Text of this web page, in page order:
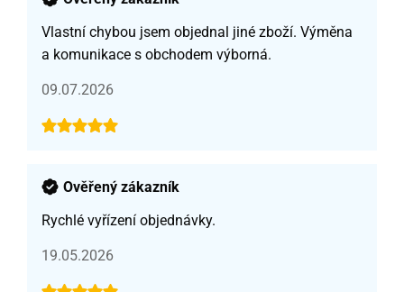
Vlastní chybou jsem objednal jiné zboží. Výměna
a komunikace s obchodem výborná.
09.07.2026
Ověřený zákazník
Rychlé vyřízení objednávky.
19.05.2026